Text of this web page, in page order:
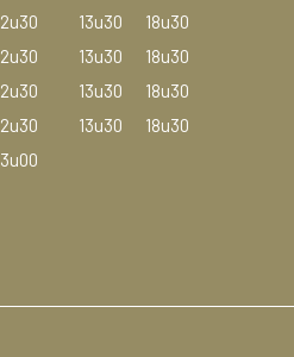
13u30
18u30
13u30
18u30
13u30
18u30
13u30
18u30